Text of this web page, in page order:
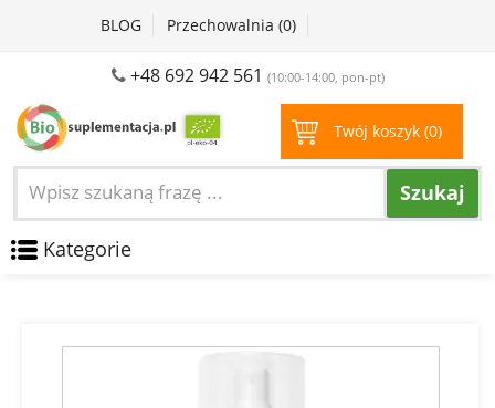
BLOG Przechowalnia (0)
+48 692 942 561 (10:00-14:00, pon-pt)
Twój koszyk (0)
Szukaj
Kategorie